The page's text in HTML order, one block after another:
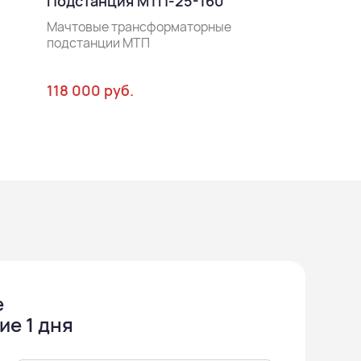
Мачтовые трансформаторные
подстанции МТП
118 000 руб.
1 дня